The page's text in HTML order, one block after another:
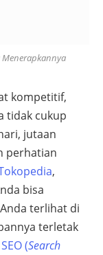
Menerapkannya
kompetitif,
tidak cukup
jutaan
perhatian
,
bisa
terlihat di
terletak
SEO (Search